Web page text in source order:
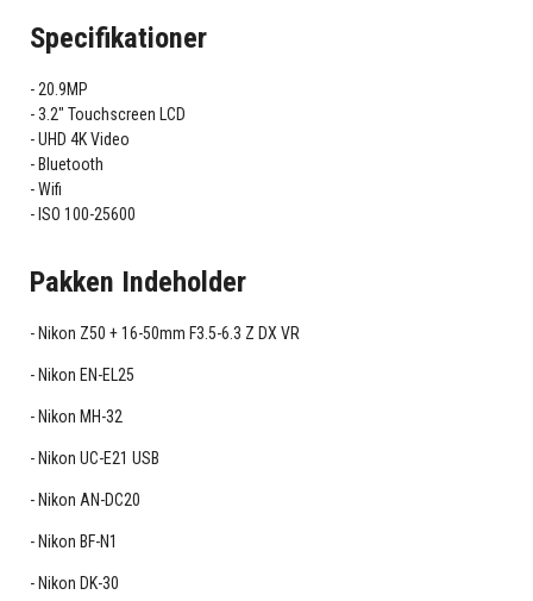
Specifikationer
20.9MP
3.2" Touchscreen LCD
UHD 4K Video
Bluetooth
Wifi
ISO 100-25600
Pakken Indeholder
Nikon Z50 + 16-50mm F3.5-6.3 Z DX VR
Nikon EN-EL25
Nikon MH-32
Nikon UC-E21 USB
Nikon AN-DC20
Nikon BF-N1
Nikon DK-30